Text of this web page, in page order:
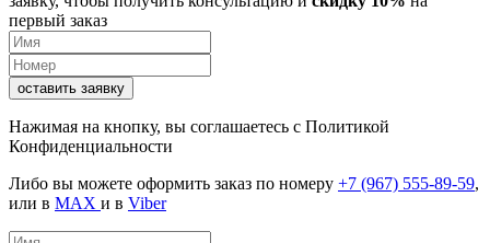
первый заказ
оставить заявку
Нажимая на кнопку, вы соглашаетесь с Политикой
Конфиденциальности
Либо вы можете оформить заказ по номеру +7 (967) 555-89-59,
или в MAX и в Viber